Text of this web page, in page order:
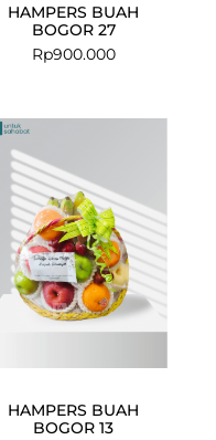
HAMPERS BUAH
BOGOR 27
Rp900.000
HAMPERS BUAH
BOGOR 13